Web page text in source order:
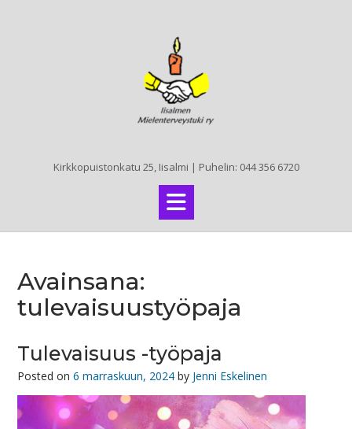
Kirkkopuistonkatu 25, Iisalmi | Puhelin: 044 356 6720
Avainsana:
tulevaisuustyöpaja
Tulevaisuus -työpaja
Posted on 6 marraskuun, 2024 by Jenni Eskelinen